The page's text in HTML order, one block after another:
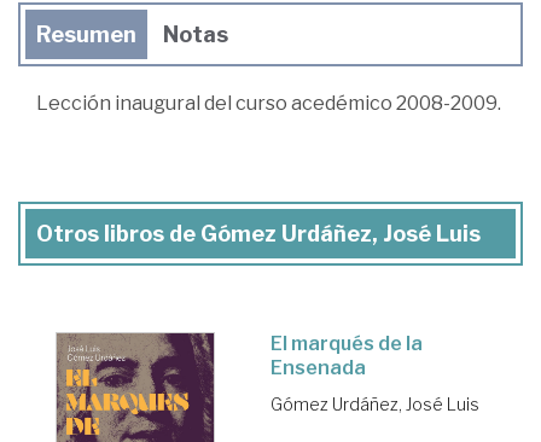
Resumen Notas
Lección inaugural del curso acedémico 2008-2009.
Otros libros de Gómez Urdáñez, José Luis
El marqués de la
Ensenada
Gómez Urdáñez, José Luis